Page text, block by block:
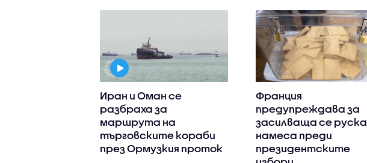
Иран и Оман се
разбраха за
маршрута на
търговските кораби
през Ормузкия проток
Франция
предупреждава за
засилваща се руска
намеса преди
президентските